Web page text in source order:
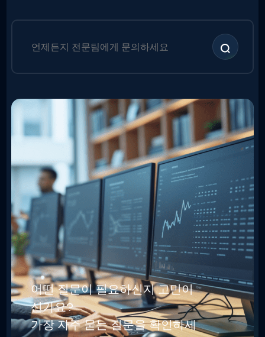
어떤 질문이 필요하신지 고민이
신가요?
가장 자주 묻는 질문을 확인하세